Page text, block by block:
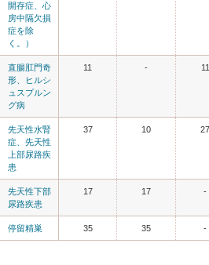
開存症、心
房中隔欠損
症を除
く。）
直腸肛門奇
形、ヒルシ
ュスプルン
グ病
11 - 11
先天性水腎
症、先天性
上部尿路疾
患
37 10 27
先天性下部
尿路疾患
17 17 -
停留精巣 35 35 -